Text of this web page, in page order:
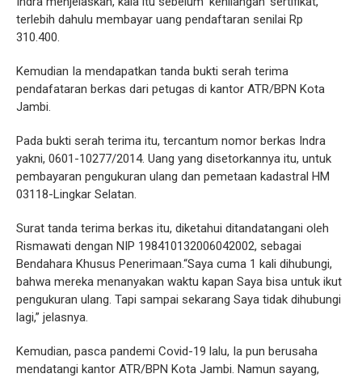
terlebih dahulu membayar uang pendaftaran senilai Rp
310.400.
Kemudian Ia mendapatkan tanda bukti serah terima
pendafataran berkas dari petugas di kantor ATR/BPN Kota
Jambi.
Pada bukti serah terima itu, tercantum nomor berkas Indra
yakni, 0601-10277/2014. Uang yang disetorkannya itu, untuk
pembayaran pengukuran ulang dan pemetaan kadastral HM
03118-Lingkar Selatan.
Surat tanda terima berkas itu, diketahui ditandatangani oleh
Rismawati dengan NIP 198410132006042002, sebagai
Bendahara Khusus Penerimaan.“Saya cuma 1 kali dihubungi,
bahwa mereka menanyakan waktu kapan Saya bisa untuk ikut
pengukuran ulang. Tapi sampai sekarang Saya tidak dihubungi
lagi,” jelasnya.
Kemudian, pasca pandemi Covid-19 lalu, Ia pun berusaha
mendatangi kantor ATR/BPN Kota Jambi. Namun sayang,